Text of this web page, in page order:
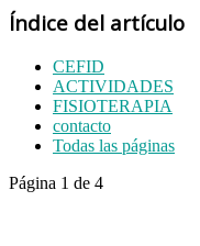
Índice del artículo
CEFID
ACTIVIDADES
FISIOTERAPIA
contacto
Todas las páginas
Página 1 de 4